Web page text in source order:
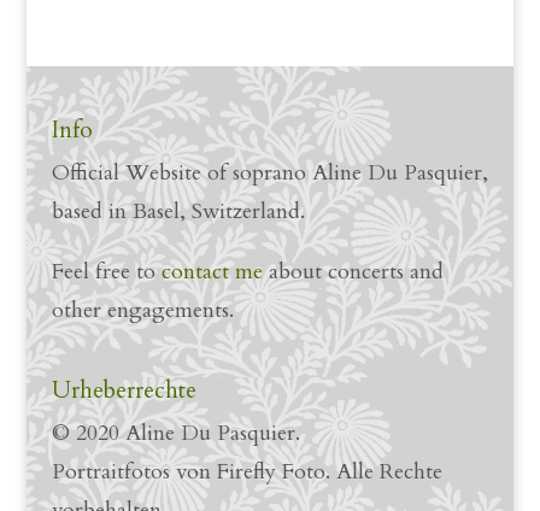
Info
Official Website of soprano Aline Du Pasquier,
based in Basel, Switzerland.
Feel free to contact meabout concerts and
other engagements.
Urheberrechte
© 2020 Aline Du Pasquier.
Portraitfotos von Firefly Foto. Alle Rechte